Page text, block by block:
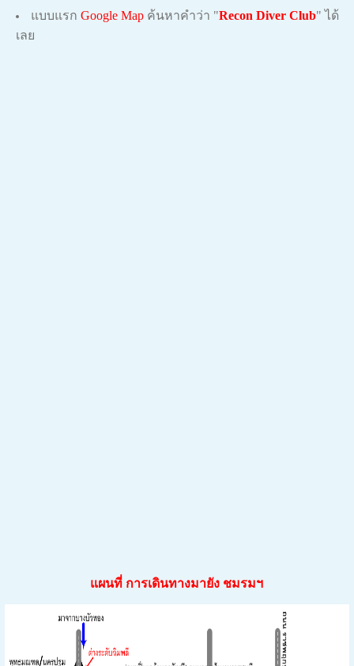
แบบแรก Google Mapค้นหาคำว่า "Recon Diver Club" ได้
เลย
แผนที่ การเดินทางมายัง ชมรมฯ